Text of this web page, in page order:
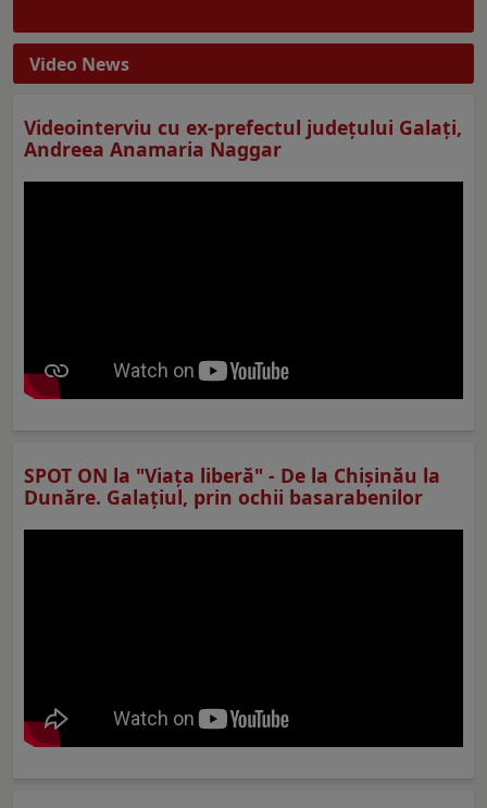
Video News
Videointerviu cu ex-prefectul judeţului Galaţi,
Andreea Anamaria Naggar
SPOT ON la "Viaţa liberă" - De la Chișinău la
Dunăre. Galațiul, prin ochii basarabenilor